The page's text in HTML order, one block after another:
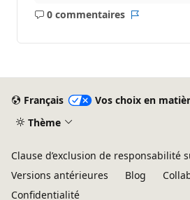
0 commentaires
Aucun
Français
Vos choix en
Thème
Clause d’exclusion de responsabilité
Versions antérieures
Blog
Confidentialité